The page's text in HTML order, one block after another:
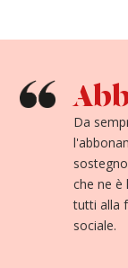
Da
che ne è
tutti alla
sociale.